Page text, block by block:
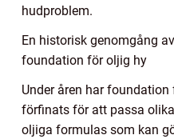
hudproblem.
En historisk genomgång
foundation för oljig hy
Under åren har
förfinats för att passa
oljiga formulas som kan